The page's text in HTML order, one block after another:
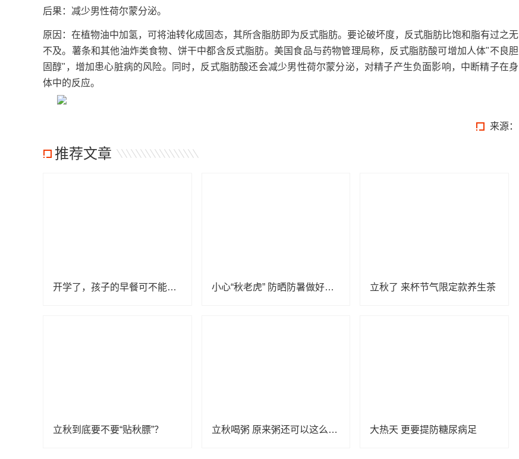
后果：减少男性荷尔蒙分泌。
原因：在植物油中加氢，可将油转化成固态，其所含脂肪即为反式脂肪。要论破坏度，反式脂肪比饱和脂有过之无
不及。薯条和其他油炸类食物、饼干中都含反式脂肪。美国食品与药物管理局称，反式脂肪酸可增加人体"不良胆
固醇"，增加患心脏病的风险。同时，反式脂肪酸还会减少男性荷尔蒙分泌，对精子产生负面影响，中断精子在身
体中的反应。
来源：
推荐文章
开学了，孩子的早餐可不能少了这几样！ 小心“秋老虎” 防晒防暑做好这几点 立秋了 来杯节气限定款养生茶
立秋到底要不要“贴秋膘”？ 立秋喝粥 原来粥还可以这么喝！ 大热天 更要提防糖尿病足